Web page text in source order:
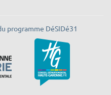
programme DéSIDé31